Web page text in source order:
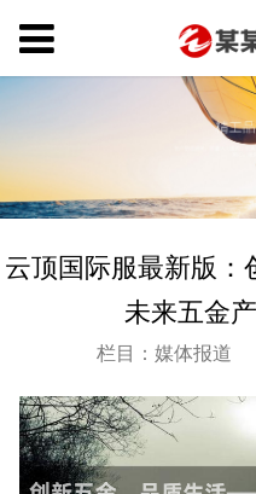
云顶国际服最新版
未来五金
栏目：媒体报道